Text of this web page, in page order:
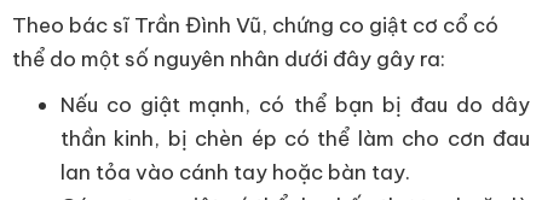
Theo bác sĩ Trần Đình Vũ, chứng co giật cơ cổ có
thể do một số nguyên nhân dưới đây gây ra:
Nếu co giật mạnh, có thể bạn bị đau do dây
thần kinh, bị chèn ép có thể làm cho cơn đau
lan tỏa vào cánh tay hoặc bàn tay.